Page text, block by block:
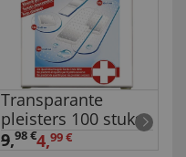
Transparante
pleisters 100 stuks
9,98 €4,99 €